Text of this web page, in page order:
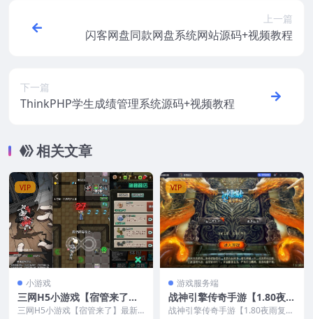
上一篇
闪客网盘同款网盘系统网站源码+视频教程
下一篇
ThinkPHP学生成绩管理系统源码+视频教程
相关文章
VIP
小游戏
三网H5小游戏【宿管来了】
最新整理Linux手工服务端
三网H5小游戏【宿管来了】最新
VIP
游戏服务端
战神引擎传奇手游【1.80夜雨
复古v2金蛇传奇[白猪7免受
战神引擎传奇手游【1.80夜雨复古